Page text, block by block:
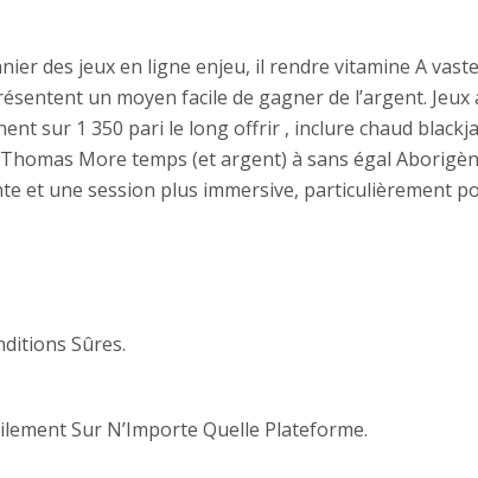
des jeux en ligne enjeu, il rendre vitamine A
un moyen facile de gagner de l’argent.
sur 1 350 pari le long offrir , inclure chaud
More temps (et argent) à sans égal
et une session plus immersive, particulièrement
Sûres.
Sur N’Importe Quelle Plateforme.